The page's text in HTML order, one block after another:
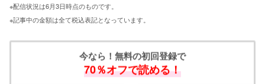
※配信状況は6月3日時点のものです。
※記事中の金額は全て税込表記となっています。
今なら！無料の初回登録で
70％オフで読める！